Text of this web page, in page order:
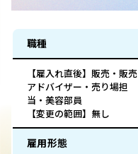
職種
【雇入れ直後】販売・販売
アドバイザー・売り場担
当・美容部員
【変更の範囲】無し
雇用形態